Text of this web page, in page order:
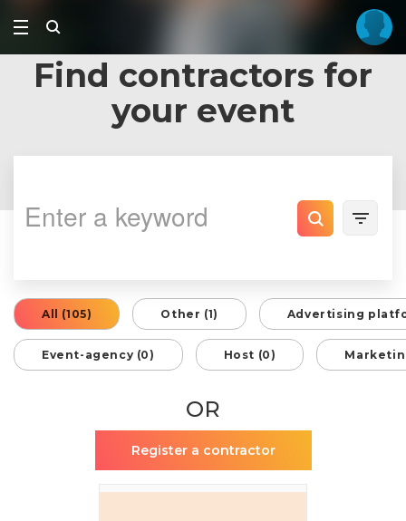
Find contractors for
your event
All (105) Other (1) Advertising
Event-agency (0) Host (0)
OR
Register a contractor